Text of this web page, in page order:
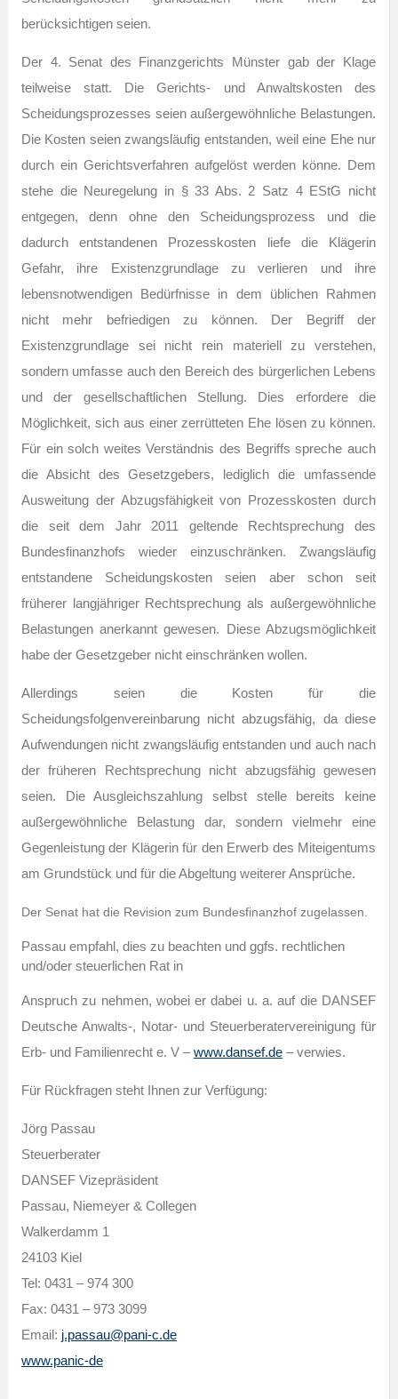
berücksichtigen seien.
Der 4. Senat des Finanzgerichts Münster gab der Klage
teilweise statt. Die Gerichts- und Anwaltskosten des
Scheidungsprozesses seien außergewöhnliche Belastungen.
Die Kosten seien zwangsläufig entstanden, weil eine Ehe nur
durch ein Gerichtsverfahren aufgelöst werden könne. Dem
stehe die Neuregelung in § 33 Abs. 2 Satz 4 EStG nicht
entgegen, denn ohne den Scheidungsprozess und die
dadurch entstandenen Prozesskosten liefe die Klägerin
Gefahr, ihre Existenzgrundlage zu verlieren und ihre
lebensnotwendigen Bedürfnisse in dem üblichen Rahmen
nicht mehr befriedigen zu können. Der Begriff der
Existenzgrundlage sei nicht rein materiell zu verstehen,
sondern umfasse auch den Bereich des bürgerlichen Lebens
und der gesellschaftlichen Stellung. Dies erfordere die
Möglichkeit, sich aus einer zerrütteten Ehe lösen zu können.
Für ein solch weites Verständnis des Begriffs spreche auch
die Absicht des Gesetzgebers, lediglich die umfassende
Ausweitung der Abzugsfähigkeit von Prozesskosten durch
die seit dem Jahr 2011 geltende Rechtsprechung des
Bundesfinanzhofs wieder einzuschränken. Zwangsläufig
entstandene Scheidungskosten seien aber schon seit
früherer langjähriger Rechtsprechung als außergewöhnliche
Belastungen anerkannt gewesen. Diese Abzugsmöglichkeit
habe der Gesetzgeber nicht einschränken wollen.
Allerdings seien die Kosten für die
Scheidungsfolgenvereinbarung nicht abzugsfähig, da diese
Aufwendungen nicht zwangsläufig entstanden und auch nach
der früheren Rechtsprechung nicht abzugsfähig gewesen
seien. Die Ausgleichszahlung selbst stelle bereits keine
außergewöhnliche Belastung dar, sondern vielmehr eine
Gegenleistung der Klägerin für den Erwerb des Miteigentums
am Grundstück und für die Abgeltung weiterer Ansprüche.
Der Senat hat die Revision zum Bundesfinanzhof zugelassen.
Passau empfahl, dies zu beachten und ggfs. rechtlichen
und/oder steuerlichen Rat in
Anspruch zu nehmen, wobei er dabei u. a. auf die DANSEF
Deutsche Anwalts-, Notar- und Steuerberatervereinigung für
Erb- und Familienrecht e. V –www.dansef.de– verwies.
Für Rückfragen steht Ihnen zur Verfügung:
Jörg Passau
Steuerberater
DANSEF Vizepräsident
Passau, Niemeyer & Collegen
Walkerdamm 1
24103 Kiel
Tel: 0431 – 974 300
Fax: 0431 – 973 3099
Email: j.passau@pani-c.de
www.panic-de